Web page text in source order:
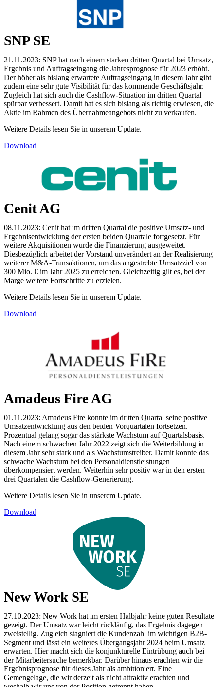
SNP SE
21.11.2023: SNP hat nach einem starken dritten Quartal bei Umsatz,
Ergebnis und Auftragseingang die Jahresprognose für 2023 erhöht.
Der höher als bislang erwartete Auftragseingang in diesem Jahr gibt
zudem eine sehr gute Visibilität für das kommende Geschäftsjahr.
Zugleich hat sich auch die Cashflow-Situation im dritten Quartal
spürbar verbessert. Damit hat es sich bislang als richtig erwiesen, die
Aktie im Rahmen des Übernahmeangebots nicht zu verkaufen.
Weitere Details lesen Sie in unserem Update.
Download
Cenit AG
08.11.2023: Cenit hat im dritten Quartal die positive Umsatz- und
Ergebnisentwicklung der ersten beiden Quartale fortgesetzt. Für
weitere Akquisitionen wurde die Finanzierung ausgeweitet.
Diesbezüglich arbeitet der Vorstand unverändert an der Realisierung
weiterer M&A-Transaktionen, um das angestrebte Umsatzziel von
300 Mio. € im Jahr 2025 zu erreichen. Gleichzeitig gilt es, bei der
Marge weitere Fortschritte zu erzielen.
Weitere Details lesen Sie in unserem Update.
Download
Amadeus Fire AG
01.11.2023: Amadeus Fire konnte im dritten Quartal seine positive
Umsatzentwicklung aus den beiden Vorquartalen fortsetzen.
Prozentual gelang sogar das stärkste Wachstum auf Quartalsbasis.
Nach einem schwachen Jahr 2022 zeigt sich die Weiterbildung in
diesem Jahr sehr stark und als Wachstumstreiber. Damit konnte das
schwache Wachstum bei den Personaldienstleistungen
überkompensiert werden. Weiterhin sehr positiv war in den ersten
drei Quartalen die Cashflow-Generierung.
Weitere Details lesen Sie in unserem Update.
Download
New Work SE
27.10.2023: New Work hat im ersten Halbjahr keine guten Resultate
gezeigt. Der Umsatz war leicht rückläufig, das Ergebnis dagegen
zweistellig. Zugleich stagniert die Kundenzahl im wichtigen B2B-
Segment und lässt ein weiteres Übergangsjahr 2024 beim Umsatz
erwarten. Hier macht sich die konjunkturelle Eintrübung auch bei
der Mitarbeitersuche bemerkbar. Darüber hinaus erachten wir die
Ergebnisprognose für dieses Jahr als ambitioniert. Eine
Gemengelage, die wir derzeit als nicht attraktiv erachten und